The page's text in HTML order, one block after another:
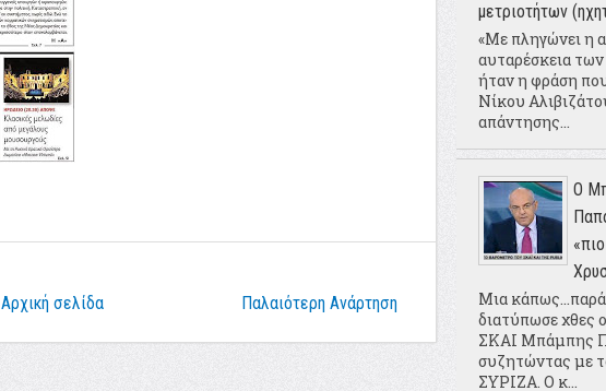
Παλαιότερη Ανάρτηση
Αρχική σελίδα
μετριοτήτων
«Με πληγώνει η
αυταρέσκεια
ήταν η φράση
Νίκου
απάντησης...
Ο
Μια
διατύπωσε χθες
ΣΚΑΙ Μπάμπης
συζητώντας με
ΣΥΡΙΖΑ. Ο κ...